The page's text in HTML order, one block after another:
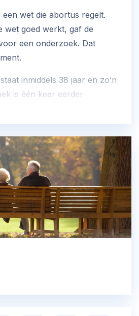
wet die abortus regelt.
wet goed werkt, gaf de
een onderzoek. Dat
inmiddels 38 jaar en zo’n
is één keer eerder
gaat. De euthanasiewet
elke vijf jaar geëvalueerd.
vooraf (door een
controlerende SCEN-
een toetsings­commissie
ministerie)
afspraken zijn gemaakt om
en artsen te beschermen.